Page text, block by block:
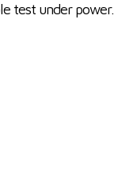
test under power.